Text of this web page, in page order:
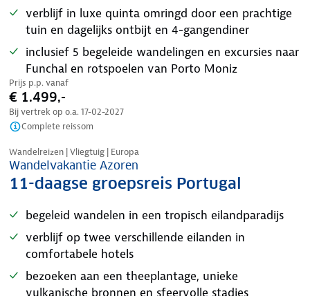
verblijf in luxe quinta omringd door een prachtige
tuin en dagelijks ontbijt en 4-gangendiner
inclusief 5 begeleide wandelingen en excursies naar
Funchal en rotspoelen van Porto Moniz
Prijs p.p. vanaf
€ 1.499,-
Bij vertrek op o.a. 17-02-2027
Complete reissom
Tijdelijk in prijs verlaagd
Wandelreizen | Vliegtuig | Europa
Wandelvakantie Azoren
11-daagse groepsreis Portugal
begeleid wandelen in een tropisch eilandparadijs
verblijf op twee verschillende eilanden in
comfortabele hotels
bezoeken aan een theeplantage, unieke
vulkanische bronnen en sfeervolle stadjes